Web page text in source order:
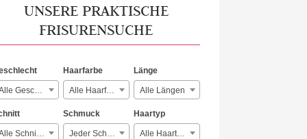
UNSERE PRAKTISCHE
FRISURENSUCHE
Alle Geschlechter
Haarfarbe
Alle Haarfarben
Länge
Alle Längen
Alle Schnitte
Schmuck
Jeder Schmuck
Haartyp
Alle Haartypen